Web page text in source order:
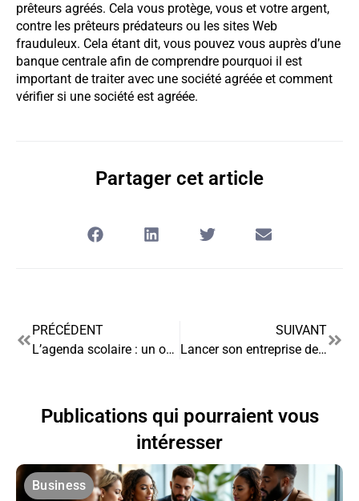
prêteurs agréés. Cela vous protège, vous et votre argent,
contre les prêteurs prédateurs ou les sites Web
frauduleux. Cela étant dit, vous pouvez vous auprès d’une
banque centrale afin de comprendre pourquoi il est
important de traiter avec une société agréée et comment
vérifier si une société est agréée.
Partager cet article
PRÉCÉDENT
L’agenda scolaire : un outil stratégique pour les entreprises
SUIVANT
Lancer son entreprise de location de minibus : un guide complet pour les entrepreneurs ambitieux
Publications qui pourraient vous
intéresser
Business